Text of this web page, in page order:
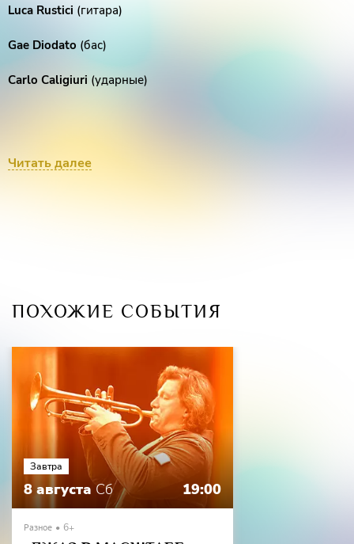
Luca Rustici (гитара)
Gae Diodato (бас)
Carlo Caligiuri (ударные)
автор песен и гитарист из Неаполя, известный своей
звукорежиссера. Он продал более 10 миллионов
пластинок. Сотрудничал со многими известными
Мина, Адриано Челентано, Клаудио Бальони, Марко
Менгони, Джио
Сада, Массимо Ди Катальдо, Неграмаро, Рино Де Мария,
Пьеро Пелю, Джанни Моранди, Алессандро Сафина,
Андреа Мингарди, Антонино, Лина Састри, Энцо
Граньяниелло, Эдоардо Беннато, Франческо Ренга, Хосе
Луис Пералес, Аранса, Паулина Рубио, Алехандра Гусман,
Лорка, Тисуби и Джорджина, Маланга, Дуэт Динамико,
Энцо Авитабиле, Туллио Де Пископо, Нино Буонокоре,
Читать далее
ПОХОЖИЕ СОБЫТИЯ
Завтра
8 августа Сб 19:00
Разное 6+